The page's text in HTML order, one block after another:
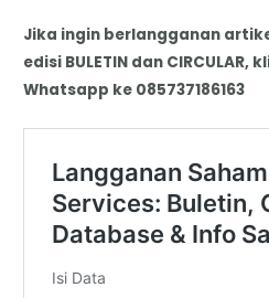
Jika ingin berlangganan
edisi BULETIN dan
Whatsapp ke 085737186163